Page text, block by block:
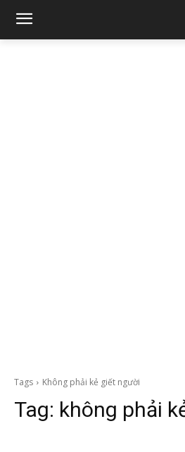
Tags Không phải kẻ giết người
Tag: không phải